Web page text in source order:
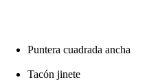
Puntera cuadrada ancha
Tacón jinete